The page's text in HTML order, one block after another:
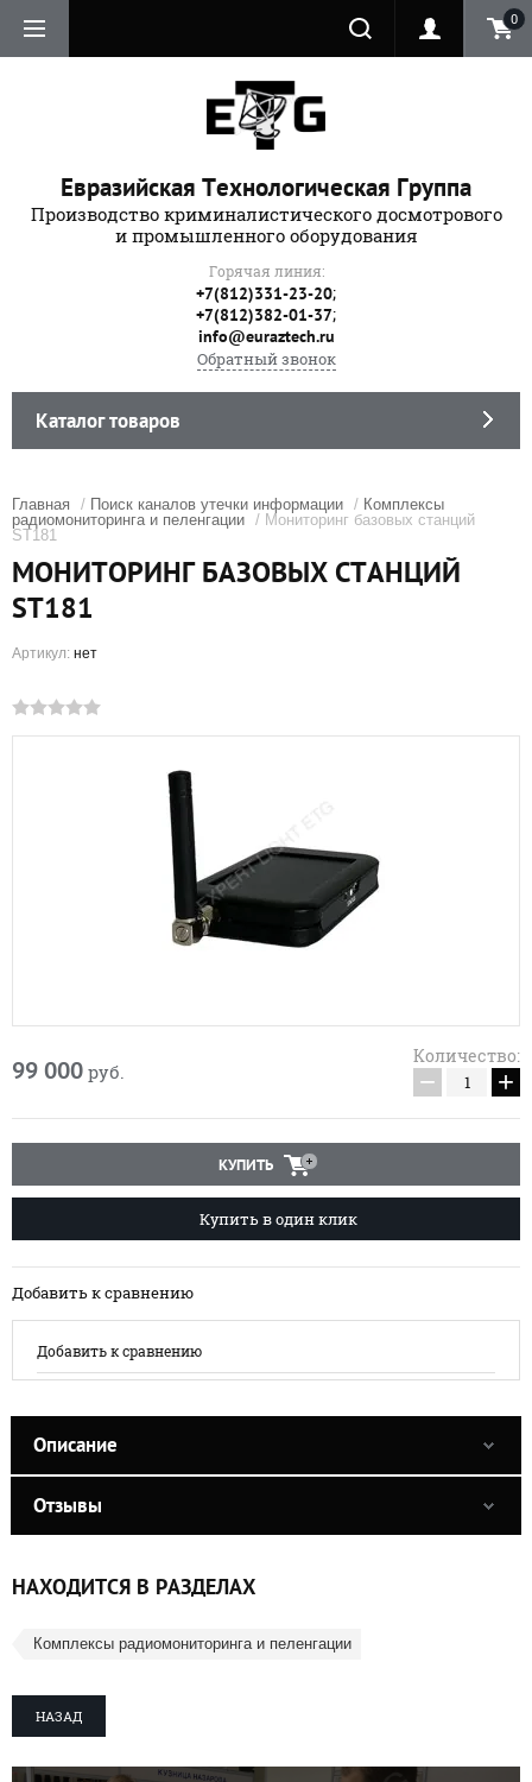
0
Евразийская Технологическая Группа
Производство криминалистического досмотрового
и промышленного оборудования
Горячая линия:
+7(812)331-23-20;
+7(812)382-01-37;
info@euraztech.ru
Обратный звонок
Каталог товаров
Главная / Поиск каналов утечки информации / Комплексы
радиомониторинга и пеленгации / Мониторинг базовых станций
ST181
МОНИТОРИНГ БАЗОВЫХ СТАНЦИЙ
ST181
Артикул: нет
99 000 руб.
Количество:
− +
КУПИТЬ
Купить в один клик
Добавить к сравнению
Добавить к сравнению
Описание
Отзывы
НАХОДИТСЯ В РАЗДЕЛАХ
Комплексы радиомониторинга и пеленгации
НАЗАД